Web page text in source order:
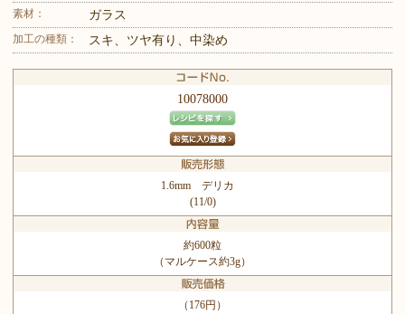
素材： ガラス
加工の種類： スキ、ツヤ有り、中染め
10078000
1.6mm デリカ
(11/0)
約600粒
（マルケース約3g）
（176円）